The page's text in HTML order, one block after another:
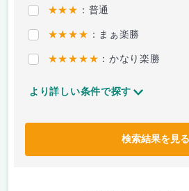
★★★ ：普通
★★★★ ：まぁ楽勝
★★★★★ ：かなり楽勝
より詳しい条件で探す
検索結果を見る